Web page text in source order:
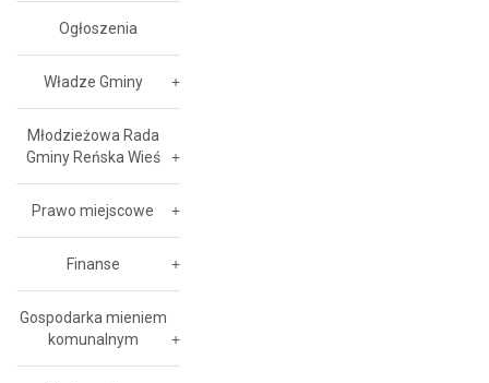
Ogłoszenia
Władze Gminy
Młodzieżowa Rada
Gminy Reńska Wieś
Prawo miejscowe
Finanse
Gospodarka mieniem
komunalnym